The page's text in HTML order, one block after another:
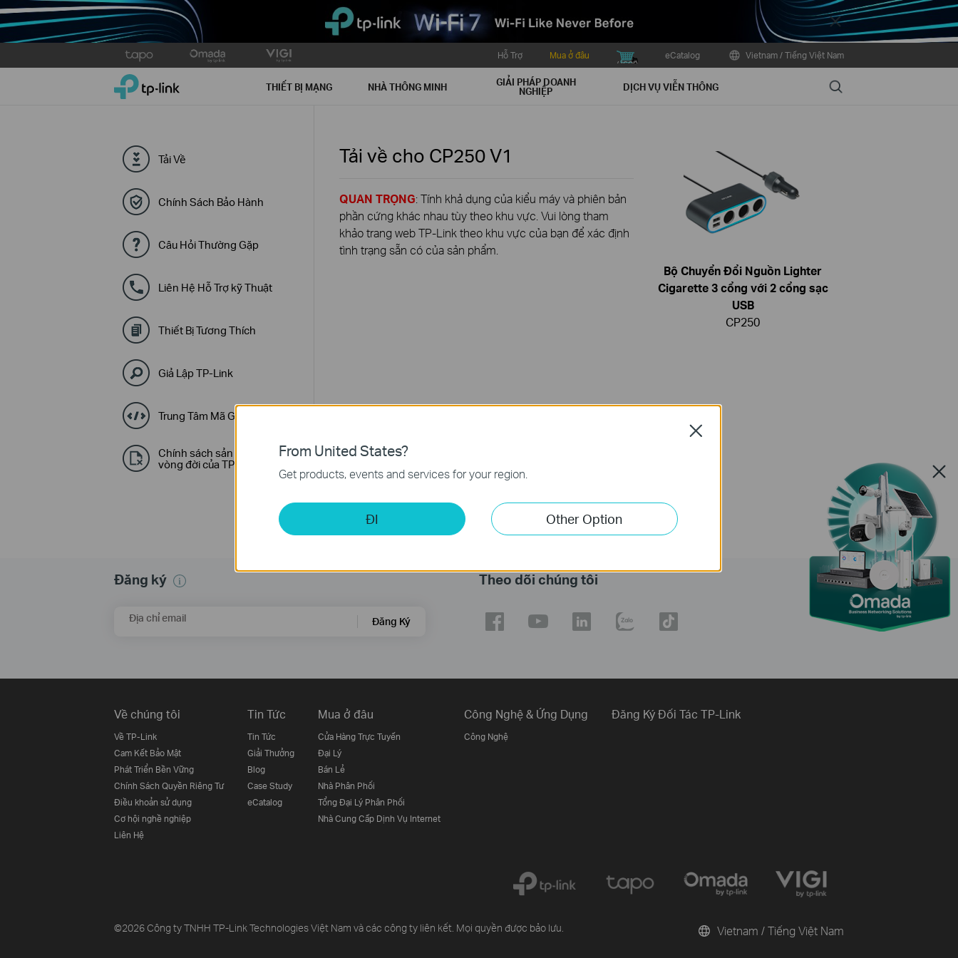
Close
to
Hỗ Trợ Mua ở đâu
buy icon
eCatalog Vietnam / Tiếng Việt Nam
TP-Link, Reliably Smart THIẾT BỊ MẠNG NHÀ THÔNG MINH GIẢI PHÁP DOANH
NGHIỆP DỊCH VỤ VIỄN THÔNG Search
Tải Về
Chính Sách Bảo Hành
Câu Hỏi Thường Gặp
Liên Hệ Hỗ Trợ kỹ Thuật
Thiết Bị Tương Thích
Giả Lập TP-Link
Trung Tâm Mã GPL
Chính sách sản phẩm hết
vòng đời của TP-Link
Tải về cho CP250V1
QUAN TRỌNG: Tính khả dụng của kiểu máy và phiên bản
phần cứng khác nhau tùy theo khu vực. Vui lòng tham
khảo trang web TP-Link theo khu vực của bạn để xác định
tình trạng sẵn có của sản phẩm.
Bộ Chuyển Đổi Nguồn Lighter
Cigarette 3 cổng với 2 cổng sạc
USB
CP250
Đăng ký
Địa chỉ email Đăng Ký
Theo dõi chúng tôi
Về chúng tôi
Về TP-Link
Cam Kết Bảo Mật
Phát Triển Bền Vững
Chính Sách Quyền Riêng Tư
Điều khoản sử dụng
Cơ hội nghề nghiệp
Liên Hệ
Tin Tức
Tin Tức
Giải Thưởng
Blog
Case Study
eCatalog
Mua ở đâu
Cửa Hàng Trực Tuyến
Đại Lý
Bán Lẻ
Nhà Phân Phối
Tổng Đại Lý Phân Phối
Nhà Cung Cấp Dịnh Vụ Internet
Công Nghệ & Ứng Dụng
Công Nghệ
Đăng Ký Đối Tác TP-Link
©2026 Công ty TNHH TP-Link Technologies Việt Nam và các công ty liên kết. Mọi quyền được bảo lưu. Vietnam / Tiếng Việt Nam
From United States?
Get products, events and services for your region.
ĐI Other Option
Close